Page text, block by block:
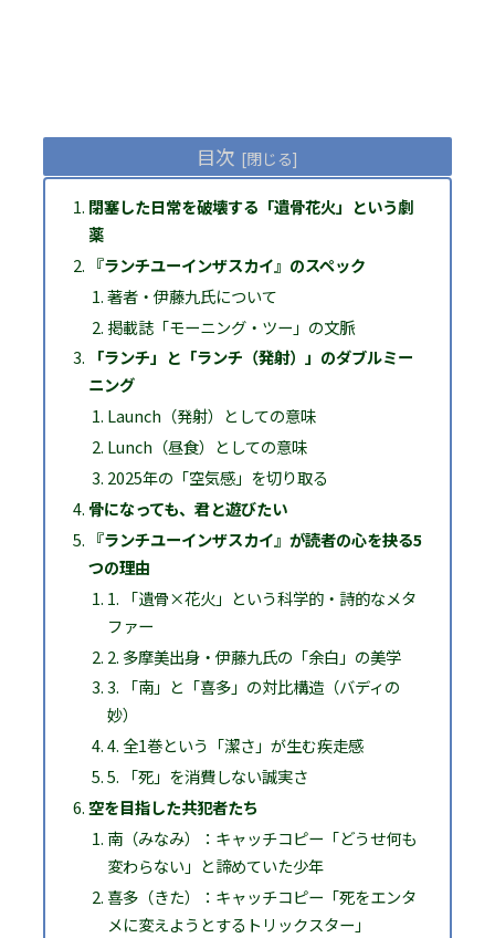
目次
閉塞した日常を破壊する「遺骨花火」という劇
薬
『ランチユーインザスカイ』のスペック
著者・伊藤九氏について
掲載誌「モーニング・ツー」の文脈
「ランチ」と「ランチ（発射）」のダブルミー
ニング
Launch（発射）としての意味
Lunch（昼食）としての意味
2025年の「空気感」を切り取る
骨になっても、君と遊びたい
『ランチユーインザスカイ』が読者の心を抉る5
つの理由
1. 「遺骨×花火」という科学的・詩的なメタ
ファー
2. 多摩美出身・伊藤九氏の「余白」の美学
3. 「南」と「喜多」の対比構造（バディの
妙）
4. 全1巻という「潔さ」が生む疾走感
5. 「死」を消費しない誠実さ
空を目指した共犯者たち
南（みなみ）：キャッチコピー「どうせ何も
変わらない」と諦めていた少年
喜多（きた）：キャッチコピー「死をエンタ
メに変えようとするトリックスター」